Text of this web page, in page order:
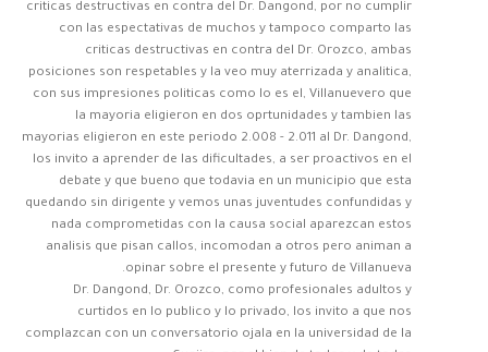
criticas destructivas en contra del Dr. Dangond, por no cumplir
con las espectativas de muchos y tampoco comparto las
criticas destructivas en contra del Dr. Orozco, ambas
posiciones son respetables y la veo muy aterrizada y analitica,
con sus impresiones politicas como lo es el, Villanuevero que
la mayoria eligieron en dos oprtunidades y tambien las
mayorias eligieron en este periodo 2.008 - 2.011 al Dr. Dangond,
los invito a aprender de las dificultades, a ser proactivos en el
debate y que bueno que todavia en un municipio que esta
quedando sin dirigente y vemos unas juventudes confundidas y
nada comprometidas con la causa social aparezcan estos
analisis que pisan callos, incomodan a otros pero animan a
opinar sobre el presente y futuro de Villanueva.
Dr. Dangond, Dr. Orozco, como profesionales adultos y
curtidos en lo publico y lo privado, los invito a que nos
complazcan con un conversatorio ojala en la universidad de la